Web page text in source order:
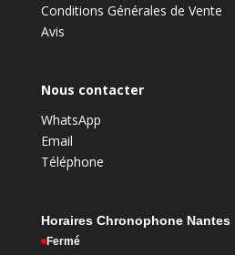
Conditions Générales de Vente
Avis
Nous contacter
WhatsApp
Email
Téléphone
Horaires Chronophone Nantes
Fermé